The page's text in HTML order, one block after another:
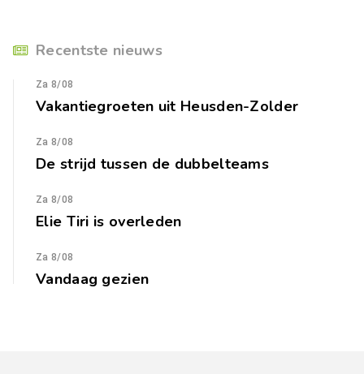
Recentste nieuws
Za 8/08
Vakantiegroeten uit Heusden-Zolder
Za 8/08
De strijd tussen de dubbelteams
Za 8/08
Elie Tiri is overleden
Za 8/08
Vandaag gezien